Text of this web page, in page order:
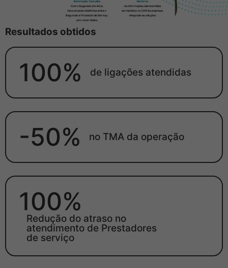
Resultados obtidos
100% de ligações atendidas
-50% no TMA da operação
100%
Redução do atraso no
atendimento de Prestadores
de serviço